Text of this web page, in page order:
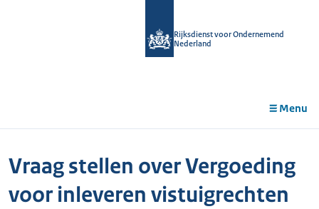
Rijksdienst voor Ondernemend
Nederland
Menu
Vraag stellen over Vergoeding
voor inleveren vistuigrechten